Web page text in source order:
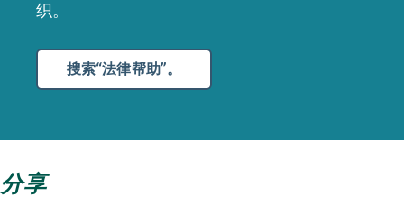
织。
搜索“法律帮助”。
分享